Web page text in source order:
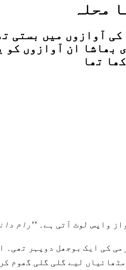
محلہ
آوازوں میں بستی
بھاشا ان آوازوں
تھا
واپس لوٹ آتی ہے۔’’رام
لیے گلی گلی گھوم کر